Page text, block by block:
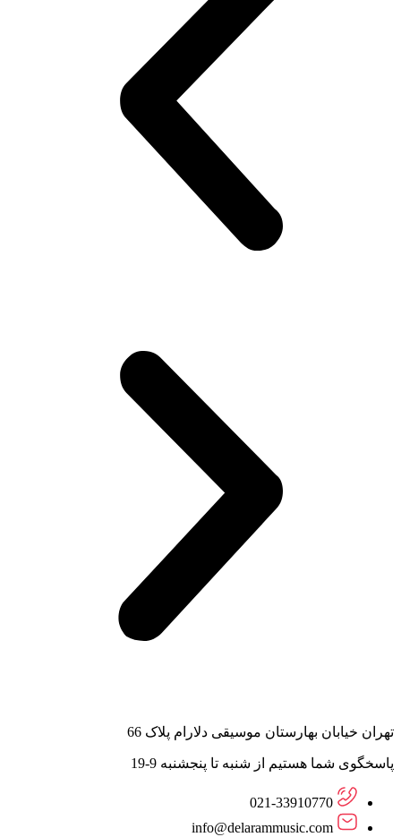
تهران خیابان بهارستان موسیقی دلارام پلاک 66
پاسخگوی شما هستیم از شنبه تا پنجشنبه 9-19
021-33910770
info@delarammusic.com